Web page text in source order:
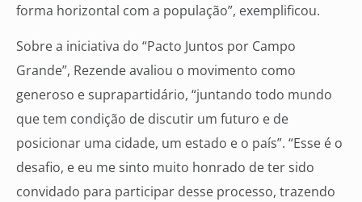
forma horizontal com a população”, exemplificou.
Sobre a iniciativa do “Pacto Juntos por Campo
Grande”, Rezende avaliou o movimento como
generoso e suprapartidário, “juntando todo mundo
que tem condição de discutir um futuro e de
posicionar uma cidade, um estado e o país”. “Esse é o
desafio, e eu me sinto muito honrado de ter sido
convidado para participar desse processo, trazendo